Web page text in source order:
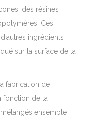
des résines
Ces
ingrédients
sur la surface de la
fabrication de
fonction de la
ensemble